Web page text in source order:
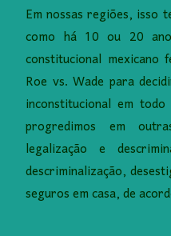
Em nossas regiões, isso
como há 10 ou 20
constitucional
Roe vs. Wade para
inconstitucional em
progredimos em
legalização e
descriminalização,
seguros em casa, de